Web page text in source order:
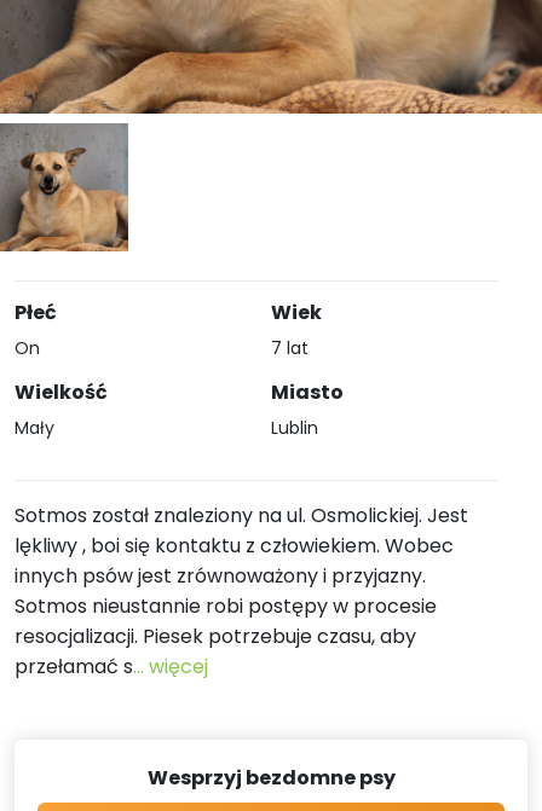
Płeć
On
Wielkość
Mały
Wiek
7 lat
Miasto
Lublin
Sotmos został znaleziony na ul. Osmolickiej. Jest
lękliwy , boi się kontaktu z człowiekiem. Wobec
innych psów jest zrównoważony i przyjazny.
Sotmos nieustannie robi postępy w procesie
resocjalizacji. Piesek potrzebuje czasu, aby
przełamać s... więcej
Wesprzyj bezdomne psy